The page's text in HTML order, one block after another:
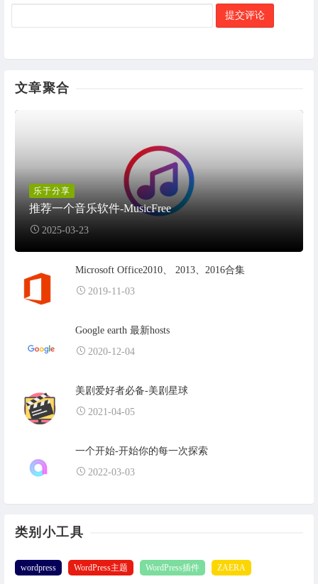
文章聚合
乐于分享
推荐一个音乐软件-MusicFree
2025-03-23
Microsoft Office2010、 2013、2016合集
2019-11-03
Google earth 最新hosts
2020-12-04
美剧爱好者必备-美剧星球
2021-04-05
一个开始-开始你的每一次探索
2022-03-03
类别小工具
wordpress WordPress主题 WordPress插件 ZAERA